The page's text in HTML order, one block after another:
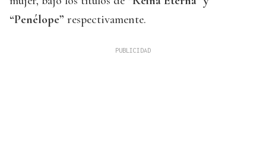
“Penélope” respectivamente.